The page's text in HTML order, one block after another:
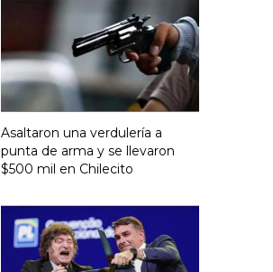
Asaltaron una verdulería a
punta de arma y se llevaron
$500 mil en Chilecito